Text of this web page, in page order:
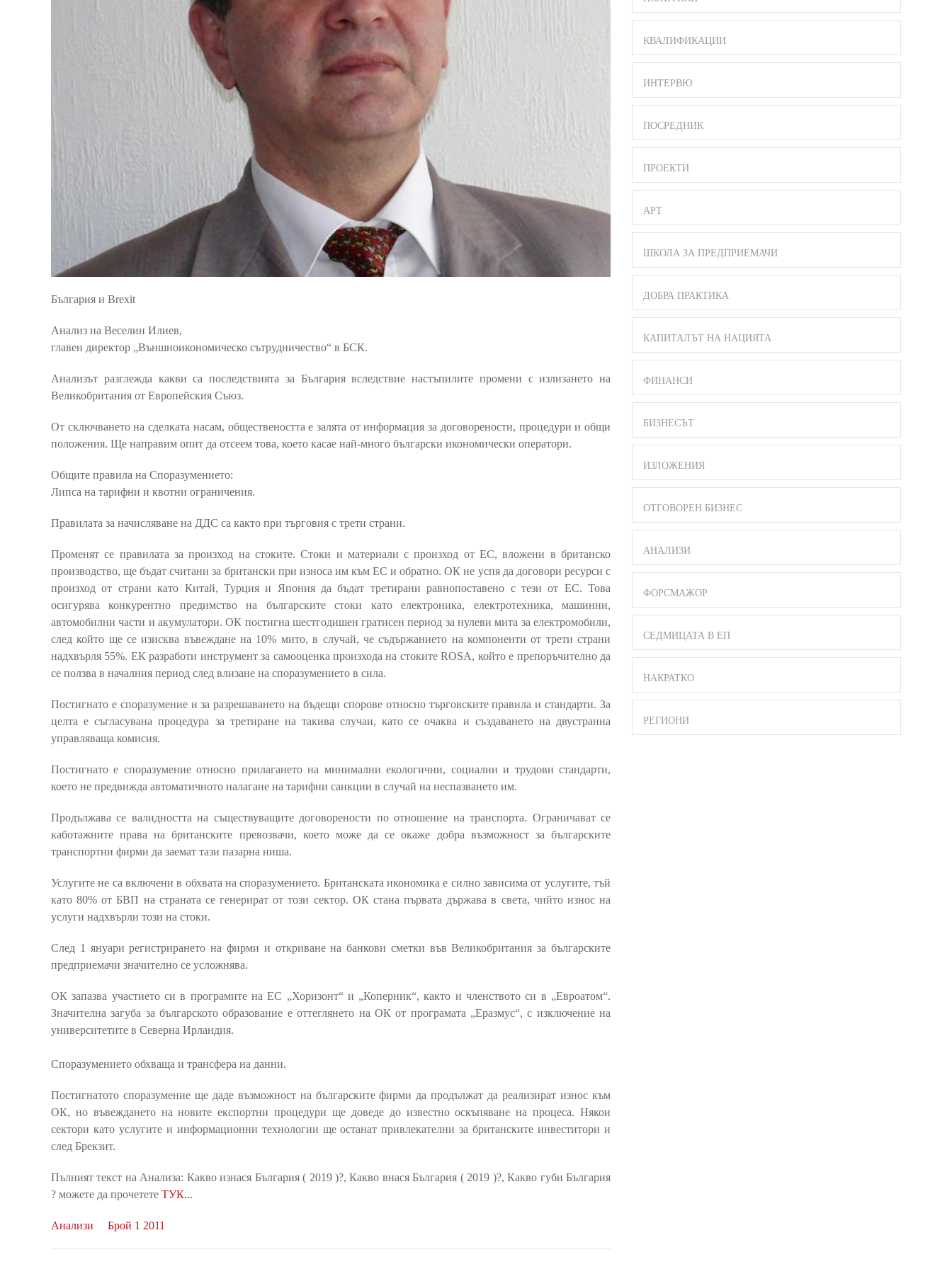
България и Brexit
Анализ на Веселин Илиев,
главен директор „Външноикономическо сътрудничество“ в БСК.
Анализът разглежда какви са последствията за България вследствие настъпилите промени с излизането на
Великобритания от Европейския Съюз.
От сключването на сделката насам, обществеността е залята от информация за договорености, процедури и общи
положения. Ще направим опит да отсеем това, което касае най-много български икономически оператори.
Общите правила на Споразумението:
Липса на тарифни и квотни ограничения.
Правилата за начисляване на ДДС са както при търговия с трети страни.
Променят се правилата за произход на стоките. Стоки и материали с произход от ЕС, вложени в британско
производство, ще бъдат считани за британски при износа им към ЕС и обратно. ОК не успя да договори ресурси с
произход от страни като Китай, Турция и Япония да бъдат третирани равнопоставено с тези от ЕС. Това
осигурява конкурентно предимство на българските стоки като електроника, електротехника, машинни,
автомобилни части и акумулатори. ОК постигна шестгодишен гратисен период за нулеви мита за електромобили,
след който ще се изисква въвеждане на 10% мито, в случай, че съдържанието на компоненти от трети страни
надхвърля 55%. ЕК разработи инструмент за самооценка произхода на стоките ROSA, който е препоръчително да
се ползва в началния период след влизане на споразумението в сила.
Постигнато е споразумение и за разрешаването на бъдещи спорове относно търговските правила и стандарти. За
целта е съгласувана процедура за третиране на такива случаи, като се очаква и създаването на двустранна
управляваща комисия.
Постигнато е споразумение относно прилагането на минимални екологични, социални и трудови стандарти,
което не предвижда автоматичното налагане на тарифни санкции в случай на неспазването им.
Продължава се валидността на съществуващите договорености по отношение на транспорта. Ограничават се
каботажните права на британските превозвачи, което може да се окаже добра възможност за българските
транспортни фирми да заемат тази пазарна ниша.
Услугите не са включени в обхвата на споразумението. Британската икономика е силно зависима от услугите, тъй
като 80% от БВП на страната се генерират от този сектор. ОК стана първата държава в света, чийто износ на
услуги надхвърли този на стоки.
След 1 януари регистрирането на фирми и откриване на банкови сметки във Великобритания за българските
предприемачи значително се усложнява.
ОК запазва участието си в програмите на ЕС „Хоризонт“ и „Коперник“, както и членството си в „Евроатом“.
Значителна загуба за българското образование е оттеглянето на ОК от програмата „Еразмус“, с изключение на
университетите в Северна Ирландия.
Споразумението обхваща и трансфера на данни.
Постигнатото споразумение ще даде възможност на българските фирми да продължат да реализират износ към
ОК, но въвеждането на новите експортни процедури ще доведе до известно оскъпяване на процеса. Някои
сектори като услугите и информационни технологии ще останат привлекателни за британските инвеститори и
след Брекзит.
Пълният текст на Анализа: Какво изнася България ( 2019 )?, Какво внася България ( 2019 )?, Какво губи България
? можете да прочетете ТУК...
Анализи Брой 1 2011
КВАЛИФИКАЦИИ
ИНТЕРВЮ
ПОСРЕДНИК
ПРОЕКТИ
АРТ
ШКОЛА ЗА ПРЕДПРИЕМАЧИ
ДОБРА ПРАКТИКА
КАПИТАЛЪТ НА НАЦИЯТА
ФИНАНСИ
БИЗНЕСЪТ
ИЗЛОЖЕНИЯ
ОТГОВОРЕН БИЗНЕС
АНАЛИЗИ
ФОРСМАЖОР
СЕДМИЦАТА В ЕП
НАКРАТКО
РЕГИОНИ